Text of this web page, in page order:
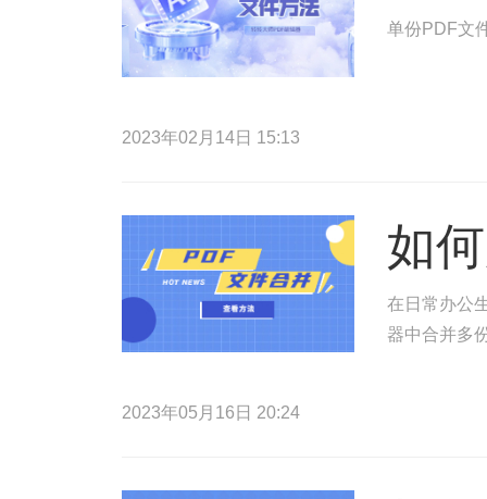
单份PDF文
2023年02月14日 15:13
如
在日常办公
器中合并多
2023年05月16日 20:24